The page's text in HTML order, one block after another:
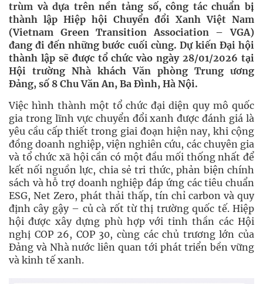
trùm và dựa trên nền tảng số, công tác chuẩn bị
thành lập Hiệp hội Chuyển đổi Xanh Việt Nam
(Vietnam Green Transition Association – VGA)
đang đi đến những bước cuối cùng. Dự kiến Đại hội
thành lập sẽ được tổ chức vào ngày 28/01/2026 tại
Hội trường Nhà khách Văn phòng Trung ương
Đảng, số 8 Chu Văn An, Ba Đình, Hà Nội.
Việc hình thành một tổ chức đại diện quy mô quốc
gia trong lĩnh vực chuyển đổi xanh được đánh giá là
yêu cầu cấp thiết trong giai đoạn hiện nay, khi cộng
đồng doanh nghiệp, viện nghiên cứu, các chuyên gia
và tổ chức xã hội cần có một đầu mối thống nhất để
kết nối nguồn lực, chia sẻ tri thức, phản biện chính
sách và hỗ trợ doanh nghiệp đáp ứng các tiêu chuẩn
ESG, Net Zero, phát thải thấp, tín chỉ carbon và quy
định cây gậy – củ cà rốt từ thị trường quốc tế. Hiệp
hội được xây dựng phù hợp với tinh thần các Hội
nghị COP 26, COP 30, cùng các chủ trương lớn của
Đảng và Nhà nước liên quan tới phát triển bền vững
và kinh tế xanh.